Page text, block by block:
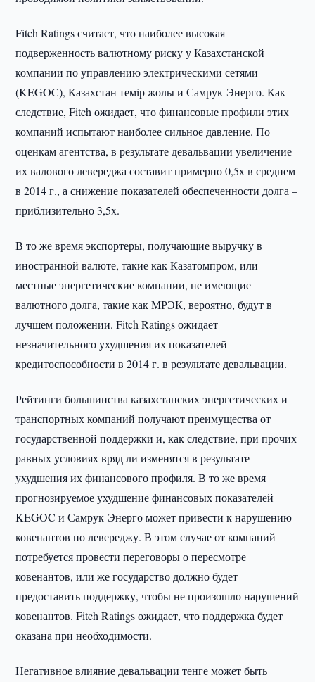
Fitch Ratings считает, что наиболее высокая
подверженность валютному риску у Казахстанской
компании по управлению электрическими сетями
(KEGOC), Казахстан темiр жолы и Самрук-Энерго. Как
следствие, Fitch ожидает, что финансовые профили этих
компаний испытают наиболее сильное давление. По
оценкам агентства, в результате девальвации увеличение
их валового левереджа составит примерно 0,5x в среднем
в 2014 г., а снижение показателей обеспеченности долга –
приблизительно 3,5x.
В то же время экспортеры, получающие выручку в
иностранной валюте, такие как Казатомпром, или
местные энергетические компании, не имеющие
валютного долга, такие как МРЭК, вероятно, будут в
лучшем положении. Fitch Ratings ожидает
незначительного ухудшения их показателей
кредитоспособности в 2014 г. в результате девальвации.
Рейтинги большинства казахстанских энергетических и
транспортных компаний получают преимущества от
государственной поддержки и, как следствие, при прочих
равных условиях вряд ли изменятся в результате
ухудшения их финансового профиля. В то же время
прогнозируемое ухудшение финансовых показателей
KEGOC и Самрук-Энерго может привести к нарушению
ковенантов по левереджу. В этом случае от компаний
потребуется провести переговоры о пересмотре
ковенантов, или же государство должно будет
предоставить поддержку, чтобы не произошло нарушений
ковенантов. Fitch Ratings ожидает, что поддержка будет
оказана при необходимости.
Негативное влияние девальвации тенге может быть